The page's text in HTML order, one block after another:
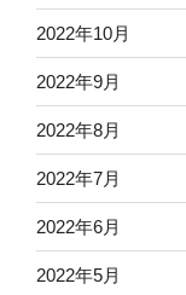
2022年10月
2022年9月
2022年8月
2022年7月
2022年6月
2022年5月